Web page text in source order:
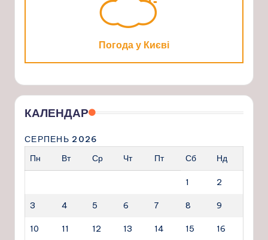
Погода у Києві
КАЛЕНДАР
СЕРПЕНЬ 2026
Пн
Вт Ср Чт Пт Сб Нд
1 2
3 4 5 6 7 8 9
10 11 12 13 14 15 16